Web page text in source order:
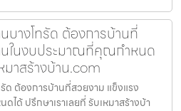
บางโทรัด ต้องการบ้านที่
นในงบประมาณที่คุณกำหนด
มาสร้างบ้าน.com
ด ต้องการบ้านที่สวยงาม แข็งแรง
ด้ ปรึกษาเราเลยที่ รับเหมาสร้างบ้า